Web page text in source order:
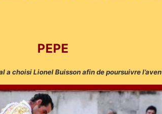
PEPE
a choisi Lionel Buisson afin de poursuivre